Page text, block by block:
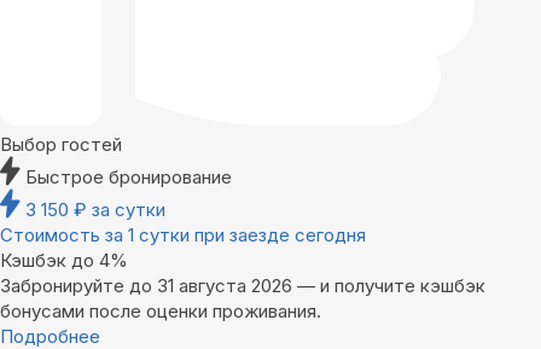
Выбор гостей
Быстрое бронирование
3 150 ₽ за сутки
Стоимость за 1 сутки при заезде сегодня
Кэшбэк до 4%
Забронируйте до 31 августа 2026 — и получите кэшбэк
бонусами после оценки проживания.
Подробнее